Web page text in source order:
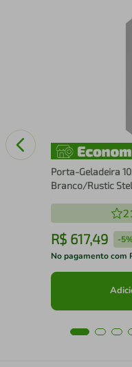
Porta-Geladeira
Branco/Rustic
R$ 617,49 -
No pagamento com